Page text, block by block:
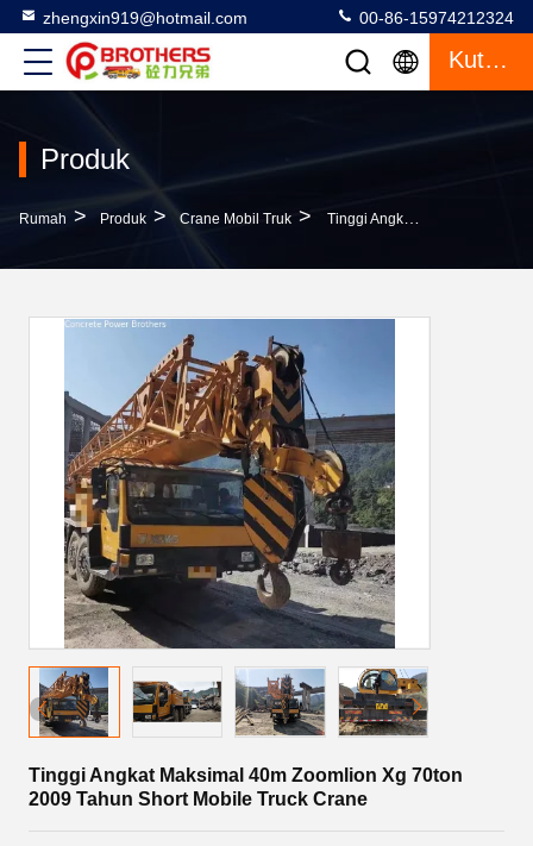
zhengxin919@hotmail.com 00-86-15974212324
Kutipan
Produk
Rumah > Produk > Crane Mobil Truk > Tinggi Angkat Maksimal 40m Zoomlion Xg 70ton 2009 Tahun Short Mobile Truck Crane
Tinggi Angkat Maksimal 40m Zoomlion Xg 70ton
2009 Tahun Short Mobile Truck Crane